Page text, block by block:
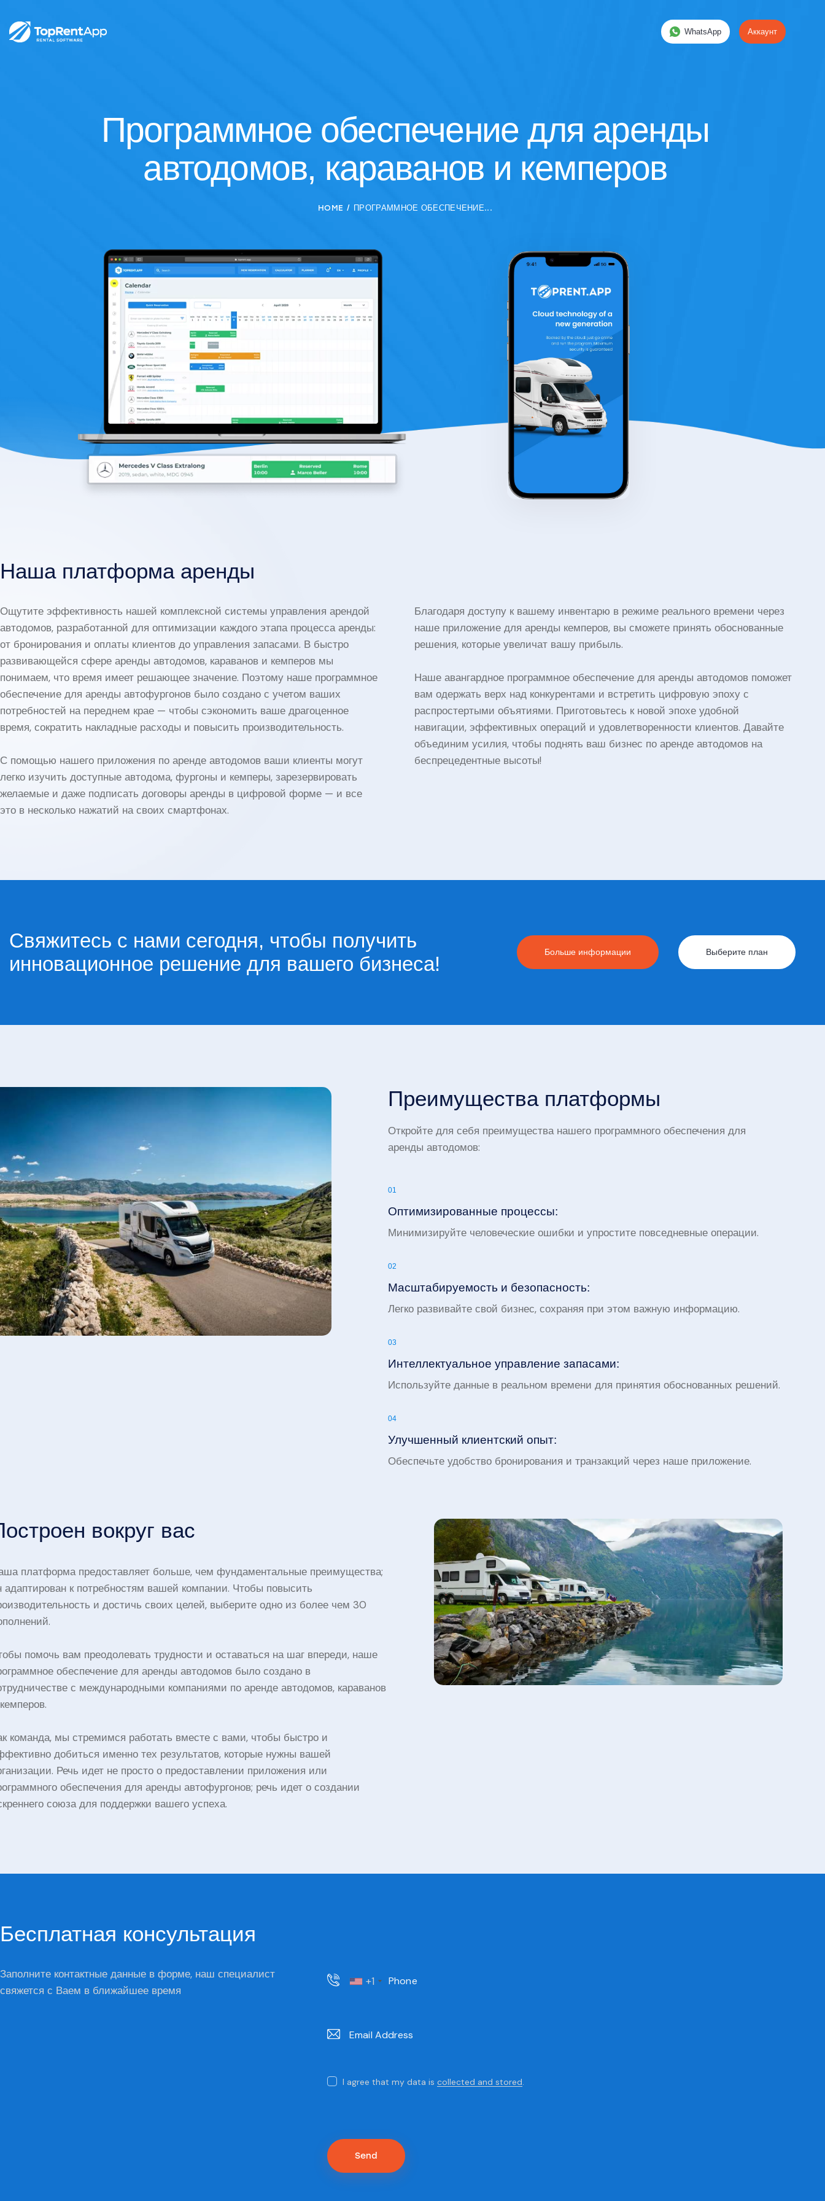
WhatsApp Аккаунт
Программное обеспечение для аренды
автодомов, караванов и кемперов
HOME ПРОГРАММНОЕ ОБЕСПЕЧЕНИЕ...
Наша платформа аренды
Ощутите эффективность нашей комплексной системы управления арендой
автодомов, разработанной для оптимизации каждого этапа процесса аренды:
от бронирования и оплаты клиентов до управления запасами. В быстро
развивающейся сфере аренды автодомов, караванов и кемперов мы
понимаем, что время имеет решающее значение. Поэтому наше программное
обеспечение для аренды автофургонов было создано с учетом ваших
потребностей на переднем крае — чтобы сэкономить ваше драгоценное
время, сократить накладные расходы и повысить производительность.
С помощью нашего приложения по аренде автодомов ваши клиенты могут
легко изучить доступные автодома, фургоны и кемперы, зарезервировать
желаемые и даже подписать договоры аренды в цифровой форме — и все
это в несколько нажатий на своих смартфонах.
Благодаря доступу к вашему инвентарю в режиме реального времени через
наше приложение для аренды кемперов, вы сможете принять обоснованные
решения, которые увеличат вашу прибыль.
Наше авангардное программное обеспечение для аренды автодомов поможет
вам одержать верх над конкурентами и встретить цифровую эпоху с
распростертыми объятиями. Приготовьтесь к новой эпохе удобной
навигации, эффективных операций и удовлетворенности клиентов. Давайте
объединим усилия, чтобы поднять ваш бизнес по аренде автодомов на
беспрецедентные высоты!
Свяжитесь с нами сегодня, чтобы получить
инновационное решение для вашего бизнеса!
Больше информации Выберите план
Преимущества платформы
Откройте для себя преимущества нашего программного обеспечения для
аренды автодомов:
01
Оптимизированные процессы:​
Минимизируйте человеческие ошибки и упростите повседневные операции.
02
Масштабируемость и безопасность:​
Легко развивайте свой бизнес, сохраняя при этом важную информацию.
03
Интеллектуальное управление запасами:​
Используйте данные в реальном времени для принятия обоснованных решений.
04
Улучшенный клиентский опыт:
Обеспечьте удобство бронирования и транзакций через наше приложение.
вокруг вас
платформа предоставляет больше, чем фундаментальные преимущества;
адаптирован к потребностям вашей компании. Чтобы повысить
и достичь своих целей, выберите одно из более чем 30
помочь вам преодолевать трудности и оставаться на шаг впереди, наше
обеспечение для аренды автодомов было создано в
с международными компаниями по аренде автодомов, караванов
команда, мы стремимся работать вместе с вами, чтобы быстро и
добиться именно тех результатов, которые нужны вашей
Речь идет не просто о предоставлении приложения или
обеспечения для аренды автофургонов; речь идет о создании
союза для поддержки вашего успеха.
Бесплатная консультация
Заполните контактные данные в форме, наш специалист
свяжется с Ваем в ближайшее время
+1
S
e
g
I agree that my data iscollected and stored.